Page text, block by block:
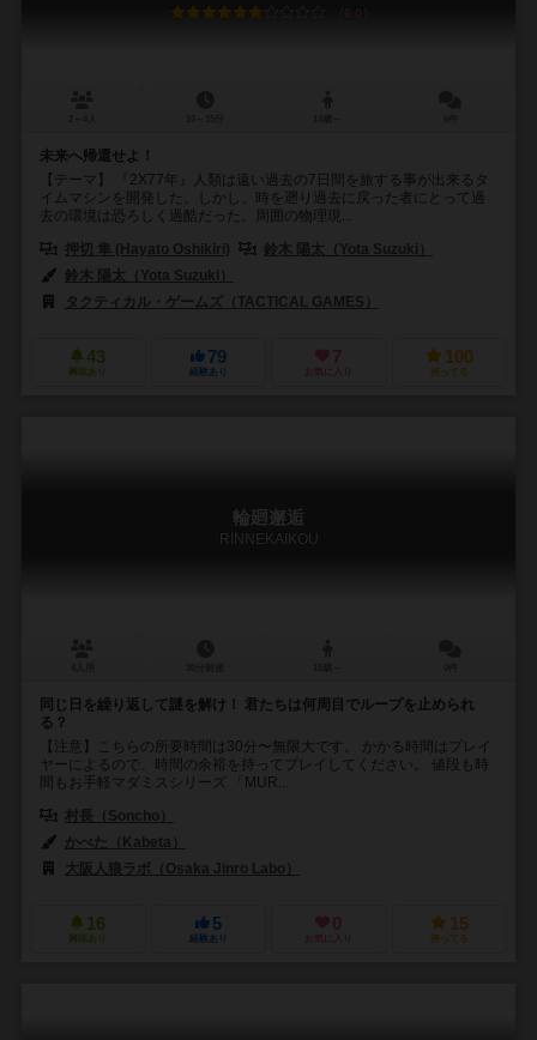
6.0
未来へ帰還せよ！
【テーマ】 『2X77年』人類は遠い過去の7日間を旅する事が出来るタ
イムマシンを開発した。しかし、時を遡り過去に戻った者にとって過
去の環境は恐ろしく過酷だった。周囲の物理現...
押切 隼 (Hayato Oshikiri)
鈴木 陽太（Yota Suzuki）
鈴木 陽太（Yota Suzuki）
タクティカル・ゲームズ（TACTICAL GAMES）
43
興味あり
79
経験あり
7
お気に入り
100
持ってる
輪廻邂逅
RINNEKAIKOU
同じ日を繰り返して謎を解け！ 君たちは何周目でループを止められ
る？
【注意】こちらの所要時間は30分〜無限大です。 かかる時間はプレイ
ヤーによるので、時間の余裕を持ってプレイしてください。 値段も時
間もお手軽マダミスシリーズ 「MUR...
村長（Soncho）
かべた（Kabeta）
大阪人狼ラボ（Osaka Jinro Labo）
16
興味あり
5
経験あり
0
お気に入り
15
持ってる